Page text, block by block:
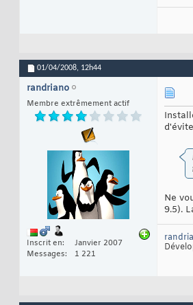
01/04/2008, 12h44
randriano
Membre extrêmement actif
Inscrit en
Janvier 2007
Messages
1 221
Ne
9.5).